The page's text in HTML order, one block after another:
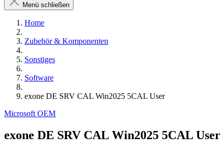
Menü schließen
Home
Zubehör & Komponenten
Sonstiges
Software
exone DE SRV CAL Win2025 5CAL User
Microsoft OEM
exone DE SRV CAL Win2025 5CAL User